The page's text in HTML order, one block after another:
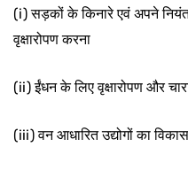
(i) सड़कों के किनारे एवं अपने
वृक्षारोपण करना
(ii) ईंधन के लिए वृक्षारोपण और
(iii) वन आधारित उद्योगों का विकास